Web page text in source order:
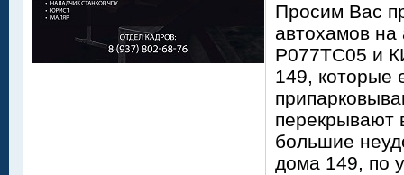
Просим Вас
автохамов
Р077ТС05 и
149, которые
перекрывают
большие
дома 149, по